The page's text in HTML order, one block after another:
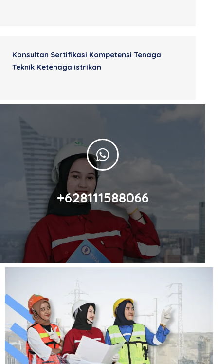
Konsultan Sertifikasi Kompetensi Tenaga
Teknik Ketenagalistrikan
+628111588066